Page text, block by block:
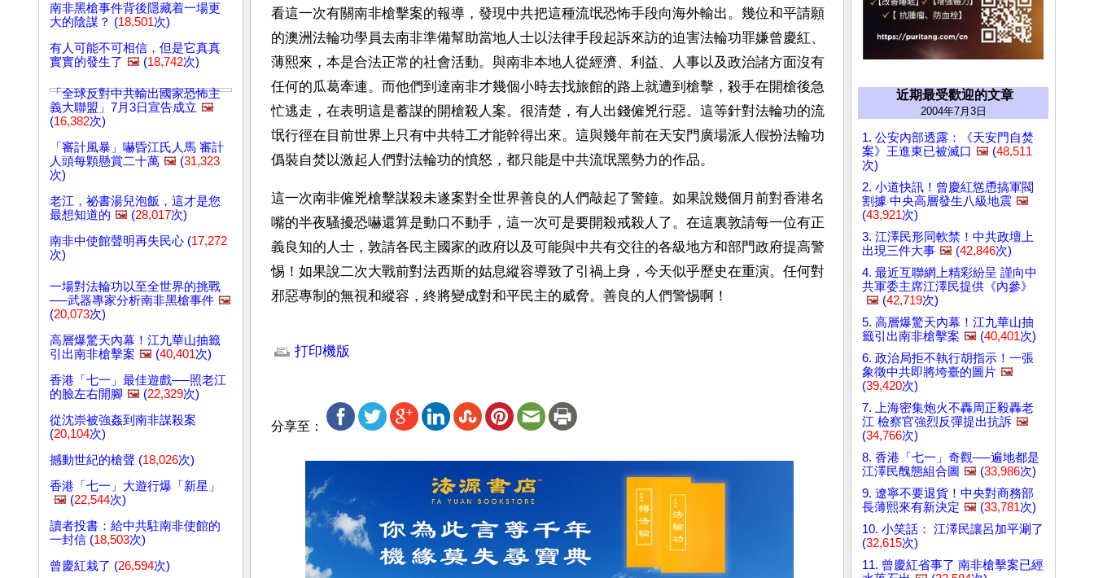
南非黑槍事件背後隱藏着一場更
大的陰謀？ (18,501次)
有人可能不可相信，但是它真真
實實的發生了 🖼️ (18,742次)
「全球反對中共輸出國家恐怖主
義大聯盟」7月3日宣告成立 🖼️
(16,382次)
「審計風暴」嚇昏江氏人馬 審計
人頭每顆懸賞二十萬 🖼️ (31,323
次)
老江，祕書湯兒泡飯，這才是您
最想知道的 🖼️ (28,017次)
南非中使館聲明再失民心 (17,272
次)
一場對法輪功以至全世界的挑戰
──武器專家分析南非黑槍事件 🖼️
(20,073次)
高層爆驚天內幕！江九華山抽籤
引出南非槍擊案 🖼️ (40,401次)
香港「七一」最佳遊戲──照老江
的臉左右開腳 🖼️ (22,329次)
從沈崇被強姦到南非謀殺案
(20,104次)
撼動世紀的槍聲 (18,026次)
香港「七一」大遊行爆「新星」
🖼️ (22,544次)
讀者投書：給中共駐南非使館的
一封信 (18,503次)
曾慶紅栽了 (26,594次)
看這一次有關南非槍擊案的報導，發現中共把這種流氓恐怖手段向海外輸出。幾位和平請願
的澳洲法輪功學員去南非準備幫助當地人士以法律手段起訴來訪的迫害法輪功罪嫌曾慶紅、
薄熙來，本是合法正常的社會活動。與南非本地人從經濟、利益、人事以及政治諸方面沒有
任何的瓜葛牽連。而他們到達南非才幾個小時去找旅館的路上就遭到槍擊，殺手在開槍後急
忙逃走，在表明這是蓄謀的開槍殺人案。很清楚，有人出錢僱兇行惡。這等針對法輪功的流
氓行徑在目前世界上只有中共特工才能幹得出來。這與幾年前在天安門廣場派人假扮法輪功
僞裝自焚以激起人們對法輪功的憤怒，都只能是中共流氓黑勢力的作品。
這一次南非僱兇槍擊謀殺未遂案對全世界善良的人們敲起了警鐘。如果說幾個月前對香港名
嘴的半夜騷擾恐嚇還算是動口不動手，這一次可是要開殺戒殺人了。在這裏敦請每一位有正
義良知的人士，敦請各民主國家的政府以及可能與中共有交往的各級地方和部門政府提高警
惕！如果說二次大戰前對法西斯的姑息縱容導致了引禍上身，今天似乎歷史在重演。任何對
邪惡專制的無視和縱容，終將變成對和平民主的威脅。善良的人們警惕啊！
打印機版
分享至：
近期最受歡迎的文章
2004年7月3日
1. 公安內部透露：《天安門自焚
案》王進東已被滅口 🖼️ (48,511
次)
2. 小道快訊！曾慶紅慫恿搞軍閥
割據 中央高層發生八級地震 🖼️
(43,921次)
3. 江澤民形同軟禁！中共政壇上
出現三件大事 🖼️ (42,846次)
4. 最近互聯網上精彩紛呈 謹向中
共軍委主席江澤民提供《內參》
🖼️ (42,719次)
5. 高層爆驚天內幕！江九華山抽
籤引出南非槍擊案 🖼️ (40,401次)
6. 政治局拒不執行胡指示！一張
象徵中共即將垮臺的圖片 🖼️
(39,420次)
7. 上海密集炮火不轟周正毅轟老
江 檢察官強烈反彈提出抗訴 🖼️
(34,766次)
8. 香港「七一」奇觀──遍地都是
江澤民醜態組合圖 🖼️ (33,986次)
9. 遼寧不要退貨！中央對商務部
長薄熙來有新決定 🖼️ (33,781次)
10. 小笑話： 江澤民讓呂加平涮了
(32,615次)
11. 曾慶紅省事了 南非槍擊案已經